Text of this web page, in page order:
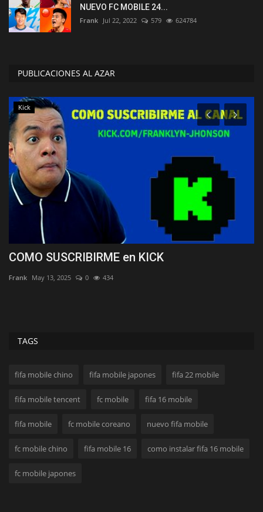
NUEVO FC MOBILE 24...
Frank Jul 22, 2022 579 624784
PUBLICACIONES AL AZAR
Kick
COMO SUSCRIBIRME en KICK
Frank May 13, 2025 0 434
TAGS
fifa mobile chino fifa mobile japones fifa 22 mobile
fifa mobile tencent fc mobile fifa 16 mobile
fifa mobile fc mobile coreano nuevo fifa mobile
fc mobile chino fifa mobile 16 como instalar fifa 16 mobile
fc mobile japones